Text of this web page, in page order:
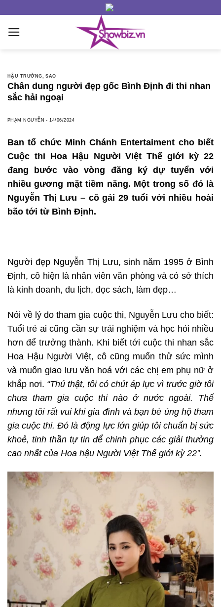
content
HẬU TRƯỜNG ,SAO
Chân dung người đẹp gốc Bình Định đi thi nhan
sắc hải ngoại
PHẠM NGUYỄN -14/06/2024
Ban tổ chức Minh Chánh Entertaiment cho biết
Cuộc thi Hoa Hậu Người Việt Thế giới kỳ 22
đang bước vào vòng đăng ký dự tuyển với
nhiều gương mặt tiềm năng. Một trong số đó là
Nguyễn Thị Lưu – cô gái 29 tuổi với nhiều hoài
bão tới từ Bình Định.
Người đẹp Nguyễn Thị Lưu, sinh năm 1995 ở Bình
Định, cô hiện là nhân viên văn phòng và có sở thích
là kinh doanh, du lịch, đọc sách, làm đẹp…
Nói về lý do tham gia cuộc thi, Nguyễn Lưu cho biết:
Tuổi trẻ ai cũng cần sự trải nghiệm và học hỏi nhiều
hơn để trưởng thành. Khi biết tới cuộc thi nhan sắc
Hoa Hậu Người Việt, cô cũng muốn thử sức mình
và muốn giao lưu văn hoá với các chị em phụ nữ ở
khắp nơi. “Thú thật, tôi có chút áp lực vì trước giờ tôi
chưa tham gia cuộc thi nào ở nước ngoài. Thế
nhưng tôi rất vui khi gia đình và bạn bè ủng hộ tham
gia cuộc thi. Đó là động lực lớn giúp tôi chuẩn bị sức
khoẻ, tinh thần tự tin để chinh phục các giải thưởng
cao nhất của Hoa hậu Người Việt Thế giới kỳ 22”.